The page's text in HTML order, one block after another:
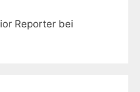
Reporter bei